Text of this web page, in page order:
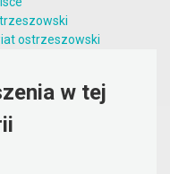
ostrzeszowski
w tej